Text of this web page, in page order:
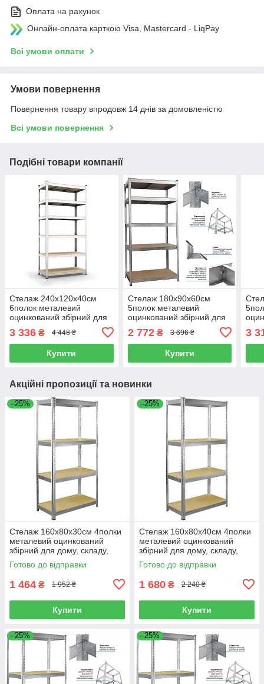
Оплата на рахунок
Онлайн-оплата карткою Visa, Mastercard - LiqPay
Всі умови оплати
Умови повернення
Повернення товару впродовж 14 днів за домовленістю
Всі умови повернення
Подібні товари компанії
Стелаж 240x120x40см
6полок металевий
оцинкований збірний для
офісу
3 336 ₴ 4 448 ₴
Купити
Стелаж 180x90x60см
5полок металевий
оцинкований збірний для
офісу
2 772₴ 3 696 ₴
Купити
3
Акційні пропозиції та новинки
–25%
Стелаж 160x80x30см 4полки
металевий оцинкований
збірний для дому, складу,
магазину, офісу
Готово до відправки
1 464 ₴ 1 952 ₴
Купити
–25%
Стелаж 160x80x40см 4полки
металевий оцинкований
збірний для дому, складу,
магазину, офісу
Готово до відправки
1 680 ₴ 2 240 ₴
Купити
–25% –25%